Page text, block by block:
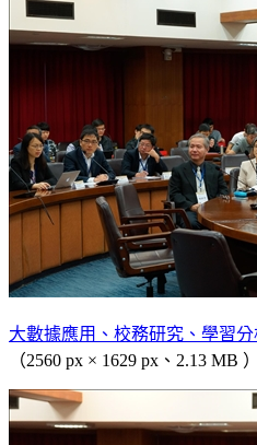
大數據應用、校務研究、學習
（2560 px × 1629 px、2.13 MB ）